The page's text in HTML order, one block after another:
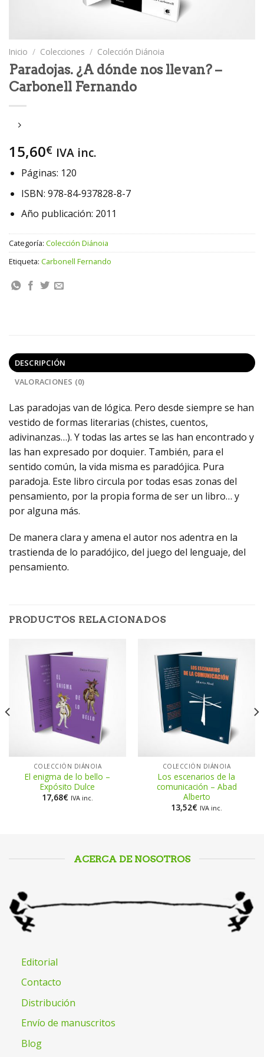
Inicio / Colecciones / Colección Diánoia
Paradojas. ¿A dónde nos llevan? –
Carbonell Fernando
15,60€ IVA inc.
Páginas: 120
ISBN: 978-84-937828-8-7
Año publicación: 2011
Categoría: Colección Diánoia
Etiqueta: Carbonell Fernando
DESCRIPCIÓN
VALORACIONES (0)
Las paradojas van de lógica. Pero desde siempre se han
vestido de formas literarias (chistes, cuentos,
adivinanzas…). Y todas las artes se las han encontrado y
las han expresado por doquier. También, para el
sentido común, la vida misma es paradójica. Pura
paradoja. Este libro circula por todas esas zonas del
pensamiento, por la propia forma de ser un libro… y
por alguna más.
De manera clara y amena el autor nos adentra en la
trastienda de lo paradójico, del juego del lenguaje, del
pensamiento.
PRODUCTOS RELACIONADOS
COLECCIÓN DIÁNOIA
El enigma de lo bello –
Expósito Dulce
17,68€ IVA inc.
COLECCIÓN DIÁNOIA
Los escenarios de la
comunicación – Abad
Alberto
13,52€ IVA inc.
ACERCA DE NOSOTROS
Editorial
Contacto
Distribución
Envío de manuscritos
Blog